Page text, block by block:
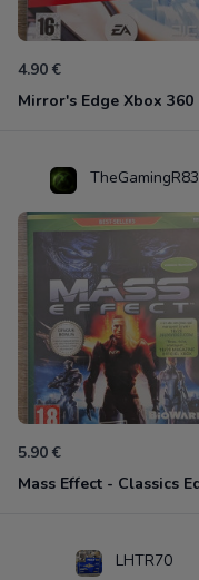
4.90 €
Mirror's Edge Xbox 360
TheGamingR83
5.90 €
LHTR70